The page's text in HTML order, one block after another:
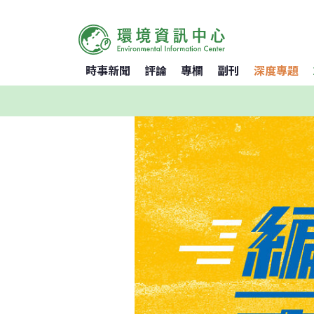
時事新聞 評論 專欄 副刊 深度專題